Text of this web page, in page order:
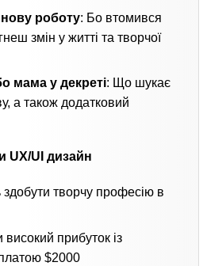
роботу: Бо втомився
змін у житті та творчої
мама у декреті: Що шукає
а також додатковий
UX/UI дизайн
здобути творчу професію в
прибуток із
$2000